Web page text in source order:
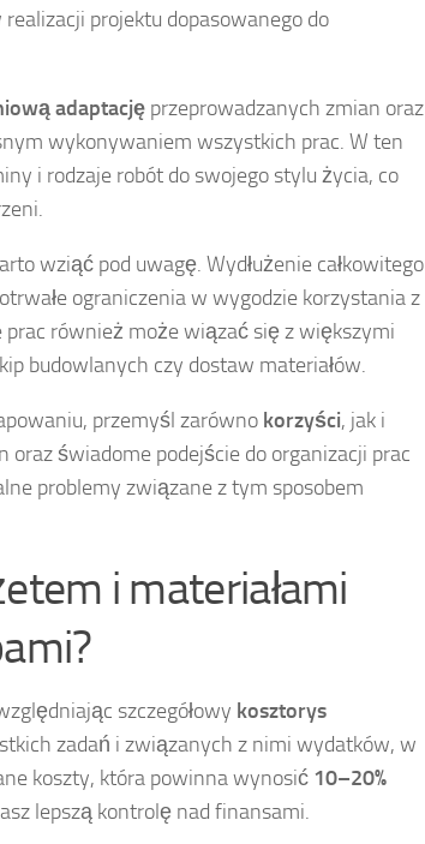
projektu dopasowanego do
adaptację przeprowadzanych zmian oraz
wykonywaniem wszystkich prac. W ten
i rodzaje robót do swojego stylu życia, co
wziąć pod uwagę. Wydłużenie całkowitego
ograniczenia w wygodzie korzystania z
również może wiązać się z większymi
budowlanych czy dostaw materiałów.
przemyśl zarówno korzyści, jak i
oraz świadome podejście do organizacji prac
problemy związane z tym sposobem
i materiałami
szczegółowy kosztorys
zadań i związanych z nimi wydatków, w
koszty, która powinna wynosić 10–20%
lepszą kontrolę nad finansami.